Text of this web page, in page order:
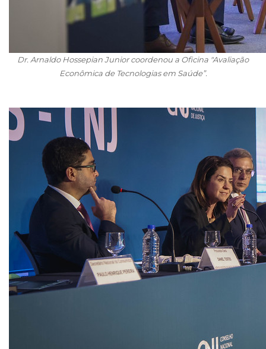
Dr. Arnaldo Hossepian Junior coordenou a Oficina "Avaliação
Econômica de Tecnologias em Saúde”.